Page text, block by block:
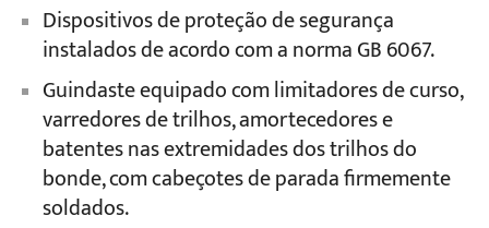
Dispositivos de proteção de segurança
instalados de acordo com a norma GB 6067.
Guindaste equipado com limitadores de curso,
varredores de trilhos, amortecedores e
batentes nas extremidades dos trilhos do
bonde, com cabeçotes de parada firmemente
soldados.